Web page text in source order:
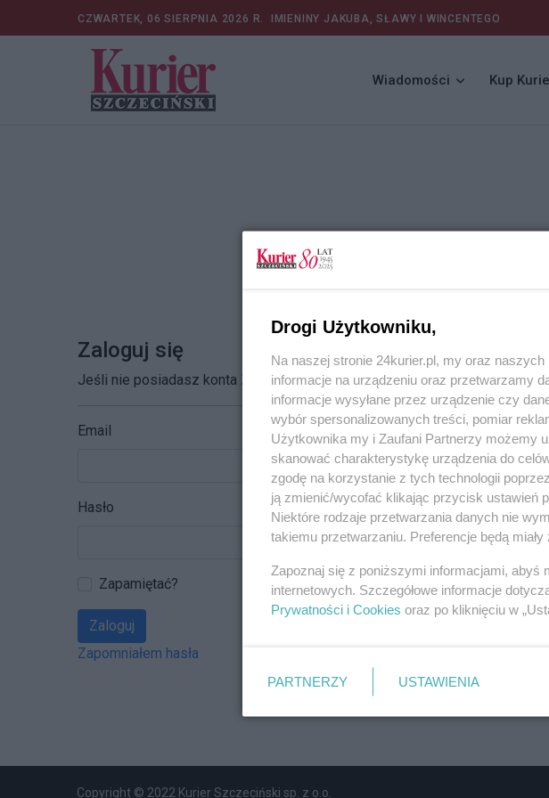
CZWARTEK, 06 SIERPNIA 2026 R. IMIENINY JAKUBA, SŁAWY I WINCENTEGO
Wiadomości Kup
Zaloguj się
Jeśli nie posiadasz konta Zarejestruj się
Email
Hasło
Zapamiętać?
Zaloguj
Zapomniałem hasła
Copyright © 2022 Kurier Szczeciński sp. z o.o.
Drogi Użytkowniku,
Na naszej stronie 24kurier.pl, my oraz
informacje na urządzeniu oraz przetwarzamy
informacje wysyłane przez urządzenie czy
wybór spersonalizowanych treści, pomiar
Użytkownika my i Zaufani Partnerzy możemy
skanować charakterystykę urządzenia do
zgodę na korzystanie z tych technologii
ją zmienić/wycofać klikając przycisk ustawień
Niektóre rodzaje przetwarzania danych nie
takiemu przetwarzaniu. Preferencje będą
Zapoznaj się z poniższymi informacjami, abyś
internetowych. Szczegółowe informacje
Prywatności i Cookies oraz po kliknięciu w
PARTNERZY USTAWIENIA